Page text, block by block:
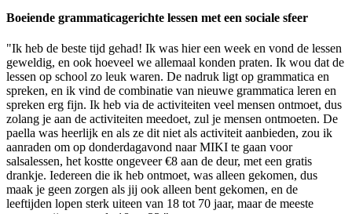
Boeiende grammaticagerichte lessen met een sociale sfeer
"Ik heb de beste tijd gehad! Ik was hier een week en vond de lessen
geweldig, en ook hoeveel we allemaal konden praten. Ik wou dat de
lessen op school zo leuk waren. De nadruk ligt op grammatica en
spreken, en ik vind de combinatie van nieuwe grammatica leren en
spreken erg fijn. Ik heb via de activiteiten veel mensen ontmoet, dus
zolang je aan de activiteiten meedoet, zul je mensen ontmoeten. De
paella was heerlijk en als ze dit niet als activiteit aanbieden, zou ik
aanraden om op donderdagavond naar MIKI te gaan voor
salsalessen, het kostte ongeveer €8 aan de deur, met een gratis
drankje. Iedereen die ik heb ontmoet, was alleen gekomen, dus
maak je geen zorgen als jij ook alleen bent gekomen, en de
leeftijden lopen sterk uiteen van 18 tot 70 jaar, maar de meeste